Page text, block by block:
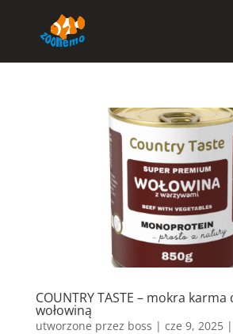
COUNTRY TASTE – mokra karma
wołowiną
utworzone przez boss | cze 9, 2025|